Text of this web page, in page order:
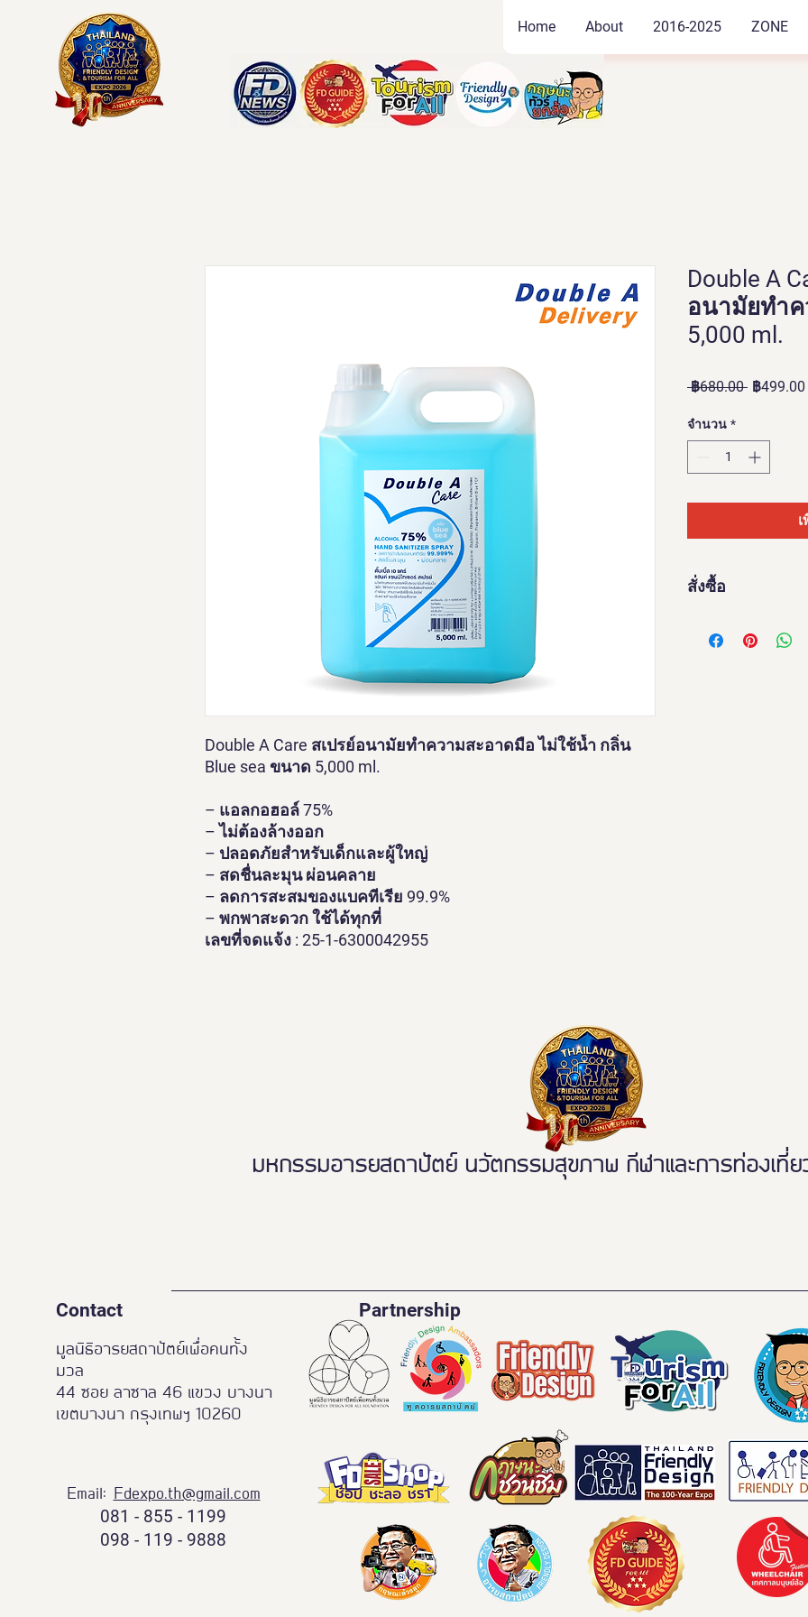
Home About 2016-2025 ZONE
Double A Care สเปรย์อนามัยทำความสะอาดมือ ไม่ใช้น้ำ กลิ่น
Blue sea ขนาด 5,000 ml.
– แอลกอฮอล์ 75%
– ไม่ต้องล้างออก
– ปลอดภัยสำหรับเด็กและผู้ใหญ่
– สดชื่นละมุน ผ่อนคลาย
– ลดการสะสมของแบคทีเรีย 99.9%
– พกพาสะดวก ใช้ได้ทุกที่
เลขที่จดแจ้ง : 25-1-6300042955
Double A
อนามัยทำ
5,000 ml.
฿680.00 ราคา
฿499.00
จำนวน *
สั่งซื้อ
มหกรรมอารยสถาปัตย์ นวัตกรรมสุขภาพ กีฬาและการท่องเที่ย
Contact
มูลนิธิอารยสถาปัตย์เพื่อคนทั้ง
มวล
44 ซอย ลาซาล 46 แขวง บางนา
เขตบางนา กรุงเทพฯ 10260
Email: Fdexpo.th@gmail.com
081 - 855 - 1199
098 - 119 - 9888
Partnership